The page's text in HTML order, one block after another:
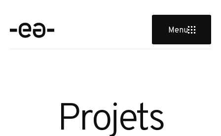
Menu
Projets